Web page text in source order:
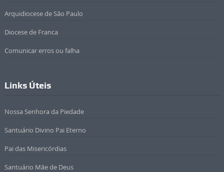
Arquidiocese de São Paulo
Diocese de Franca
Comunicar erros ou falha
Links Úteis
Nossa Senhora da Piedade
Santuário Divino Pai Eterno
Pai das Misericórdias
Santuário Mãe de Deus